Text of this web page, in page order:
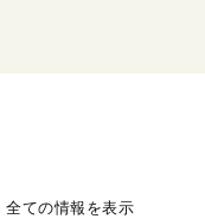
全ての情報を表示